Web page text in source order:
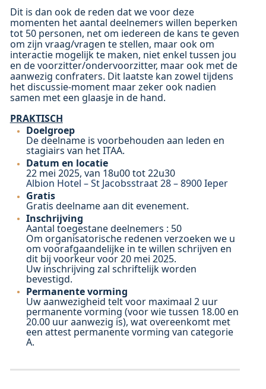
Dit is dan ook de reden dat we voor deze
momenten het aantal deelnemers willen beperken
tot 50 personen, net om iedereen de kans te geven
om zijn vraag/vragen te stellen, maar ook om
interactie mogelijk te maken, niet enkel tussen jou
en de voorzitter/ondervoorzitter, maar ook met de
aanwezig confraters. Dit laatste kan zowel tijdens
het discussie-moment maar zeker ook nadien
samen met een glaasje in de hand.
PRAKTISCH
Doelgroep
De deelname is voorbehouden aan leden en
stagiairs van het ITAA.
Datum en locatie
22 mei 2025, van 18u00 tot 22u30
Albion Hotel – St Jacobsstraat 28 – 8900 Ieper
Gratis
Gratis deelname aan dit evenement.
Inschrijving
Aantal toegestane deelnemers : 50
Om organisatorische redenen verzoeken we u
om voorafgaandelijke in te willen schrijven en
dit bij voorkeur voor 20 mei 2025.
Uw inschrijving zal schriftelijk worden
bevestigd.
Permanente vorming
Uw aanwezigheid telt voor maximaal 2 uur
permanente vorming (voor wie tussen 18.00 en
20.00 uur aanwezig is), wat overeenkomt met
een attest permanente vorming van categorie
A.